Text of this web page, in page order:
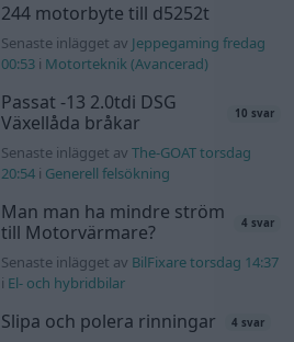
244 motorbyte till d5252t
Senaste inlägget av Jeppegaming fredag
00:53i Motorteknik (Avancerad)
Passat -13 2.0tdi DSG
Växellåda bråkar
10 svar
Senaste inlägget av The-GOAT torsdag
20:54i Generell felsökning
Man man ha mindre ström
till Motorvärmare?
4 svar
Senaste inlägget av BilFixare torsdag 14:37
i El- och hybridbilar
Slipa och polera rinningar 4 svar